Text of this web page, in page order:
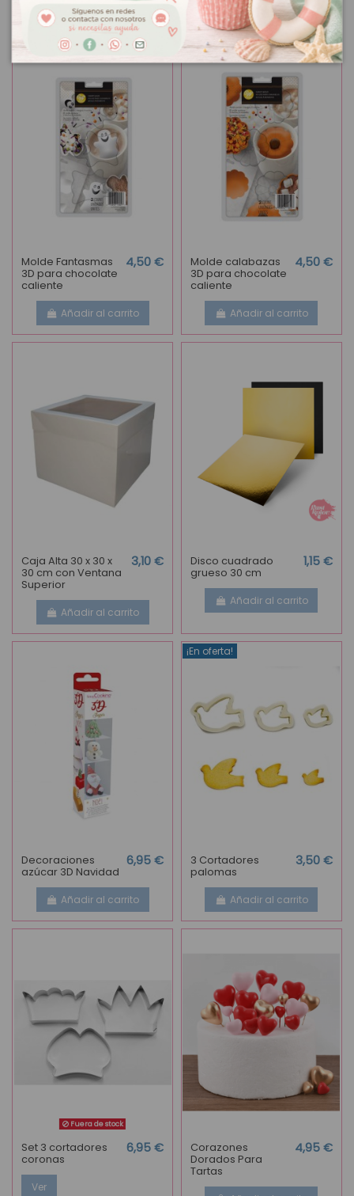
Añadir al carrito Añadir al carrito
Molde Fantasmas
3D para chocolate
caliente
4,50 €
Añadir al carrito
Molde calabazas
3D para chocolate
caliente
4,50 €
Añadir al carrito
Caja Alta 30 x 30 x
30 cm con Ventana
Superior
3,10 €
Añadir al carrito
Disco cuadrado
grueso 30 cm
1,15 €
Añadir al carrito
Decoraciones
azúcar 3D Navidad
6,95 €
Añadir al carrito
¡En oferta!
3 Cortadores
palomas
3,50 €
Añadir al carrito
Fuera de stock
Set 3 cortadores
coronas
6,95 €
Ver
Corazones
Dorados Para
Tartas
4,95 €